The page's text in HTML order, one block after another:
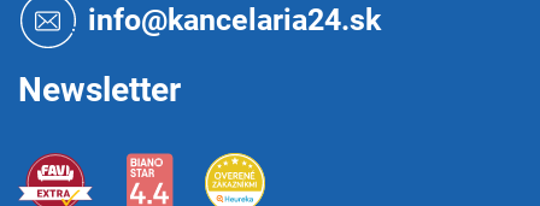
info@kancelaria24.sk
Newsletter